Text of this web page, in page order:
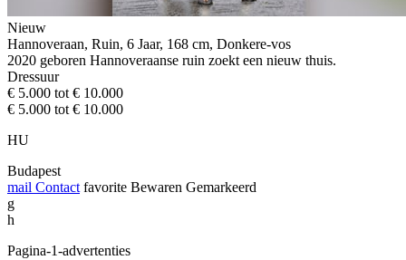
Nieuw
Hannoveraan, Ruin, 6 Jaar, 168 cm, Donkere-vos
2020 geboren Hannoveraanse ruin zoekt een nieuw thuis.
Dressuur
€ 5.000 tot € 10.000
€ 5.000 tot € 10.000
HU
Budapest
mail Contact favorite Bewaren Gemarkeerd
g
h
Pagina-1-advertenties